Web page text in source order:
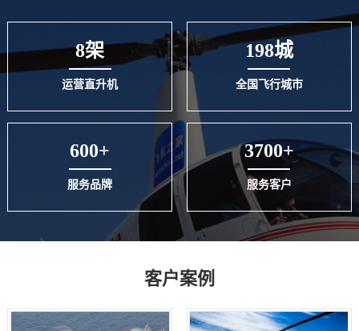
8架
运营直升机
198城
全国飞行城市
600+
服务品牌
3700+
服务客户
客户案例